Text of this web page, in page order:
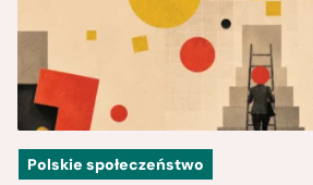
Polskie społeczeństwo